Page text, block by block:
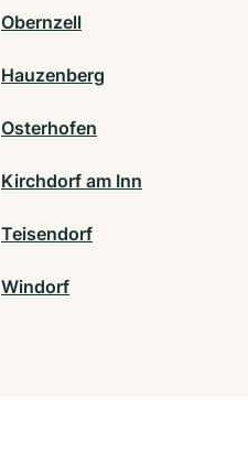
Obernzell
Hauzenberg
Osterhofen
Kirchdorf am Inn
Teisendorf
Windorf